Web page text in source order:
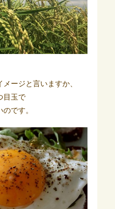
ージと言いますか、
目玉で
です。